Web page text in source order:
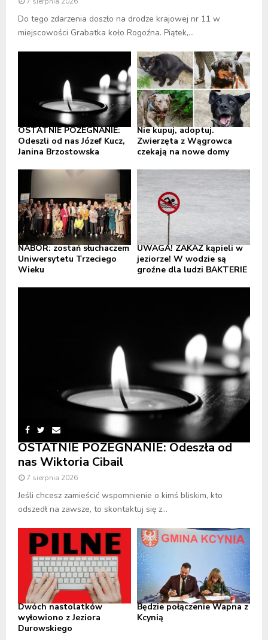
Do tego zdarzenia doszło na drodze krajowej nr 11 w
miejscowości Grabatka koło Rogoźna. Piątek,...
OSTATNIE POŻEGNANIE:
Odeszli od nas Józef Kucz,
Janina Brzostowska
Nie kupuj, adoptuj.
Zwierzęta z Wągrowca
czekają na nowe domy
NABÓR: zostań słuchaczem
Uniwersytetu Trzeciego
Wieku
UWAGA! ZAKAZ kąpieli w
jeziorze! W wodzie są
groźne dla ludzi BAKTERIE
OSTATNIE POŻEGNANIE: Odeszła od
nas Wiktoria Cibail
7 sierpnia 2026
Jeśli chcesz zamieścić wspomnienie o kimś bliskim, kto
odszedł na zawsze, to skontaktuj się z...
Dwóch nastolatków
wyłowiono z Jeziora
Durowskiego
Będzie połączenie Wapna z
Kcynią